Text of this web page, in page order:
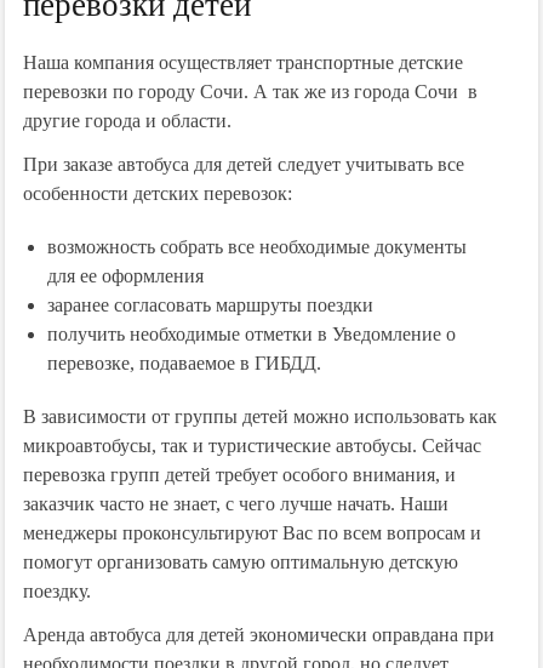
Наша компания осуществляет транспортные детские
перевозки по городу Сочи. А так же из города Сочи в
другие города и области.
При заказе автобуса для детей следует учитывать все
особенности детских перевозок:
возможность собрать все необходимые документы
для ее оформления
заранее согласовать маршруты поездки
получить необходимые отметки в Уведомление о
перевозке, подаваемое в ГИБДД.
В зависимости от группы детей можно использовать как
микроавтобусы, так и туристические автобусы. Сейчас
перевозка групп детей требует особого внимания, и
заказчик часто не знает, с чего лучше начать. Наши
менеджеры проконсультируют Вас по всем вопросам и
помогут организовать самую оптимальную детскую
поездку.
Аренда автобуса для детей экономически оправдана при
необходимости поездки в другой город, но следует